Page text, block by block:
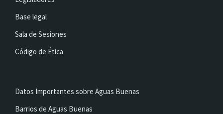
Base legal
Sala de Sesiones
Código de Ética
Datos Importantes sobre Aguas Buenas
Barrios de Aguas Buenas